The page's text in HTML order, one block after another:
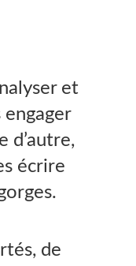
et
d’autre,
écrire
de